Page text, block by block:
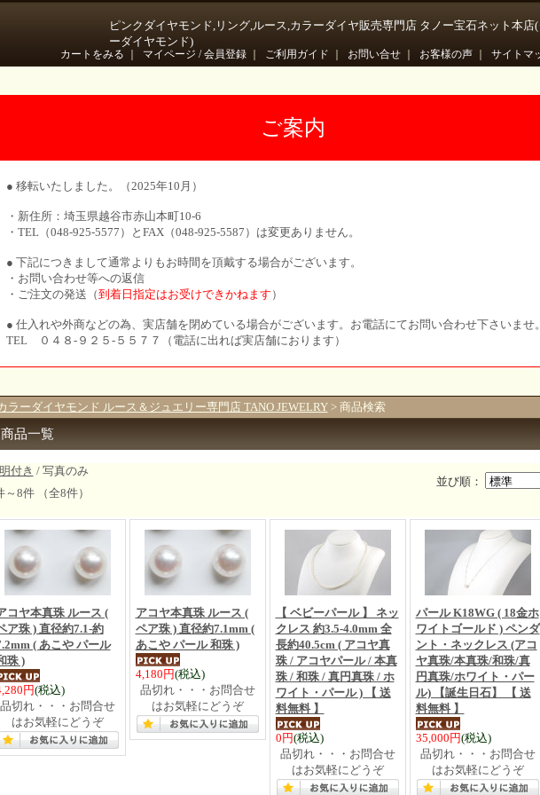
ピンクダイヤモンド,リング,ルース,カラーダイヤ販売専門店 タノー宝石ネット本店(
ーダイヤモンド)
カートをみる マイページ / 会員登録｜ ご利用ガイド お問い合せ｜ お客様の声｜ サイトマ
ご案内
● 移転いたしました。（2025年10月）
・新住所：埼玉県越谷市赤山本町10-6
・TEL（048-925-5577）とFAX（048-925-5587）は変更ありません。
● 下記につきまして通常よりもお時間を頂戴する場合がございます。
・お問い合わせ等への返信
・ご注文の発送（到着日指定はお受けできかねます ）
● 仕入れや外商などの為、実店舗を閉めている場合がございます。お電話にてお問い合わせ下さいませ。
TEL ０４８-９２５-５５７７（電話に出れば実店舗におります）
ラーダイヤモンド ルース＆ジュエリー専門店 TANO JEWELRY> 商品検索
商品一覧
並び順：
付き / 写真のみ
～8件 （全8件）
コヤ本真珠 ルース (
ア珠 ) 直径約7.1-約
( あこや パール
珠 )
円(税込)
品切れ・・・お問合せ
はお気軽にどうぞ
アコヤ本真珠 ルース (
ペア珠 ) 直径約7.1mm (
あこや パール 和珠 )
4,180円(税込)
品切れ・・・お問合せ
はお気軽にどうぞ
【 ベビーパール 】 ネッ
クレス 約3.5-4.0mm 全
長約40.5cm ( アコヤ真
珠 / アコヤパール / 本真
珠 / 和珠 / 真円真珠 / ホ
ワイト・パール ) 【 送
料無料 】
0円(税込)
品切れ・・・お問合せ
はお気軽にどうぞ
パール K18WG ( 18金ホ
ワイトゴールド ) ペンダ
ント・ネックレス (アコ
ヤ真珠/本真珠/和珠/真
円真珠/ホワイト・パー
ル) 【誕生日石】 【 送
料無料 】
35,000円(税込)
品切れ・・・お問合せ
はお気軽にどうぞ